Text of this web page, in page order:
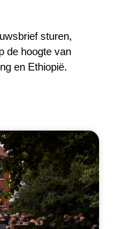
sturen,
de hoogte van
en Ethiopië.